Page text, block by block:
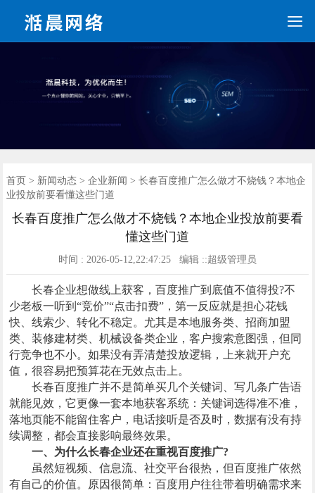

首页> 新闻动态> 企业新闻 > 长春百度推广怎么做才不烧钱？本地企
业投放前要看懂这些门道
长春百度推广怎么做才不烧钱？本地企业投放前要看
懂这些门道
时间 : 2026-05-12,22:47:25 编辑 ::超级管理员
长春企业想做线上获客，百度推广到底值不值得投?不
少老板一听到“竞价”“点击扣费”，第一反应就是担心花钱
快、线索少、转化不稳定。尤其是本地服务类、招商加盟
类、装修建材类、机械设备类企业，客户搜索意图强，但同
行竞争也不小。如果没有弄清楚投放逻辑，上来就开户充
值，很容易把预算花在无效点击上。
长春百度推广并不是简单买几个关键词、写几条广告语
就能见效，它更像一套本地获客系统：关键词选得准不准，
落地页能不能留住客户，电话接听是否及时，数据有没有持
续调整，都会直接影响最终效果。
一、为什么长春企业还在重视百度推广?
虽然短视频、信息流、社交平台很热，但百度推广依然
有自己的价值。原因很简单：百度用户往往带着明确需求来